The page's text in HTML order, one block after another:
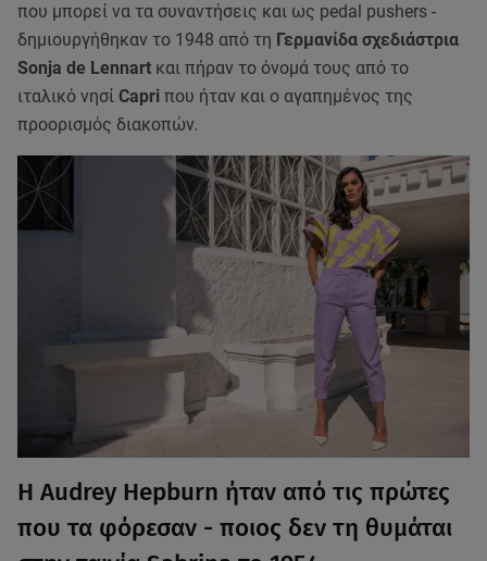
που μπορεί να τα συναντήσεις και ως pedal pushers -
δημιουργήθηκαν το 1948 από τη Γερμανίδα σχεδιάστρια
Sonja de Lennart και πήραν το όνομά τους από το
ιταλικό νησί Capri που ήταν και ο αγαπημένος της
προορισμός διακοπών.
Η Audrey Hepburn ήταν από τις πρώτες
που τα φόρεσαν - ποιος δεν τη θυμάται